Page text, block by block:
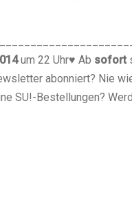
um 22 Uhr♥ Ab sofort
abonniert? Nie
SU!-Bestellungen?